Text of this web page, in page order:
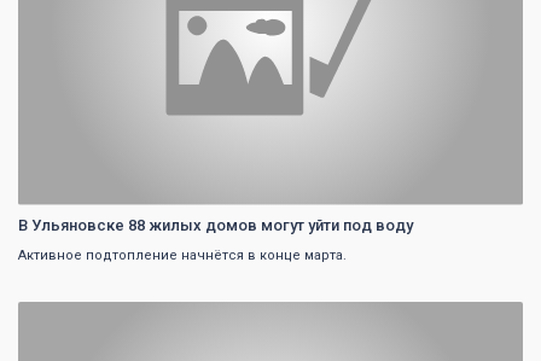
В Ульяновске 88 жилых домов могут уйти под воду
Активное подтопление начнётся в конце марта.